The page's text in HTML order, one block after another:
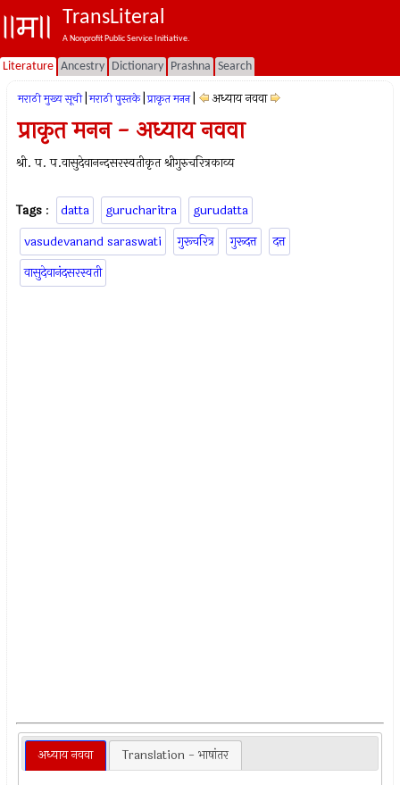
TransLiteral
A Nonprofit Public Service Initiative.
Literature Ancestry Dictionary Prashna Search
मराठी मुख्य सूची मराठी पुस्तके प्राकृत मनन अध्याय नववा
प्राकृत मनन - अध्याय नववा
श्री. प. प.वासुदेवानन्दसरस्वतीकृत श्रीगुरुचरित्रकाव्य
Tags : datta gurucharitra
gurudatta
vasudevanand saraswati
गुरूचरित्र गुरूदत्त
दत्त
वासुदेवानंदसरस्वती
अध्याय नववा Translation - भाषांतर